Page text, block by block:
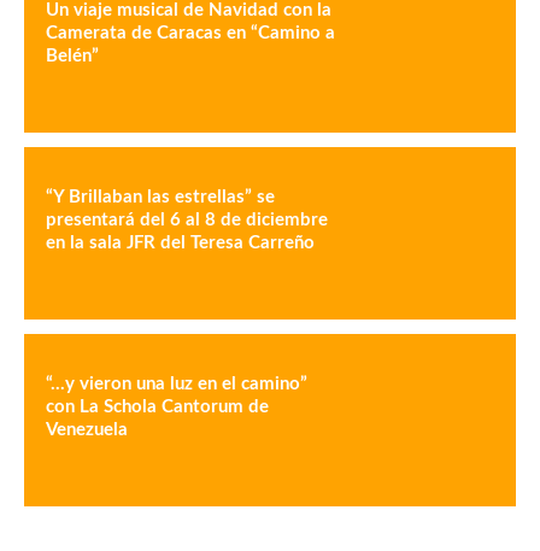
Un viaje musical de Navidad con la
Camerata de Caracas en “Camino a
Belén”
“Y Brillaban las estrellas” se
presentará del 6 al 8 de diciembre
en la sala JFR del Teresa Carreño
“…y vieron una luz en el camino”
con La Schola Cantorum de
Venezuela